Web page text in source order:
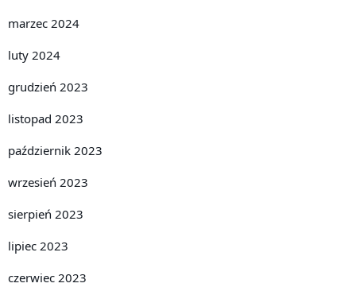
marzec 2024
luty 2024
grudzień 2023
listopad 2023
październik 2023
wrzesień 2023
sierpień 2023
lipiec 2023
czerwiec 2023